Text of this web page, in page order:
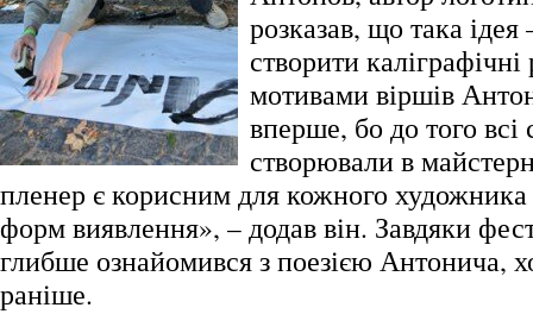
розказав, що така ідея
створити
мотивами віршів
вперше, бо до того всі
створювали в
пленер є корисним для кожного
форм виявлення», – додав він. Завдяки
глибше ознайомився з поезією Антонича,
раніше.